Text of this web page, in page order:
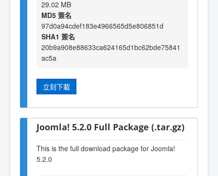
29.02 MB
MD5 簽名
97d0a94cdef183e4966565d5e806851d
SHA1 簽名
20b9a908e88633ca624165d1bc62bde75841
ac5a
立刻下載
Joomla! 5.2.0 Full Package (.tar.gz)
This is the full download package for Joomla!
5.2.0